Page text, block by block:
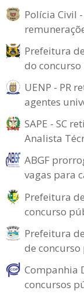
Polícia Civil
Prefeitura
do
UENP - PR
agentes
SAPE - SC
Analista
ABGF
vagas para
Prefeitura
concurso
Prefeitura
de
Companhia
concursos